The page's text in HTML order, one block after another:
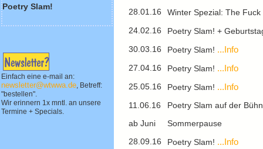
Poetry Slam!
Einfach eine e-mail an:
newsletter@wtwwa.de, Betreff:
"bestellen".
Wir erinnern 1x mntl. an unsere
Termine + Specials.
28.01.16
Winter Spezial: The
24.02.16
Poetry Slam! +
30.03.16
Poetry Slam! ...Info
27.04.16 Poetry Slam! ...Info
25.05.16 Poetry Slam! ...Info
11.06.16
Poetry Slam auf der
ab Juni
Sommerpause
28.09.16
Poetry Slam! ...Info